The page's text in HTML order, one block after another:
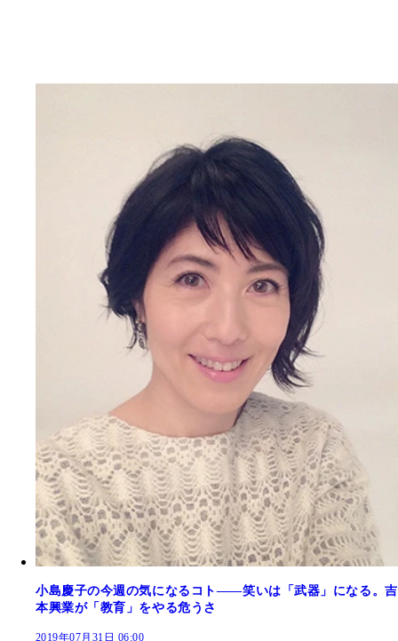
小島慶子の今週の気になるコト――笑いは「武器」になる。吉
本興業が「教育」をやる危うさ
2019年07月31日 06:00